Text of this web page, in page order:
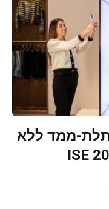
תלת-ממד ללא